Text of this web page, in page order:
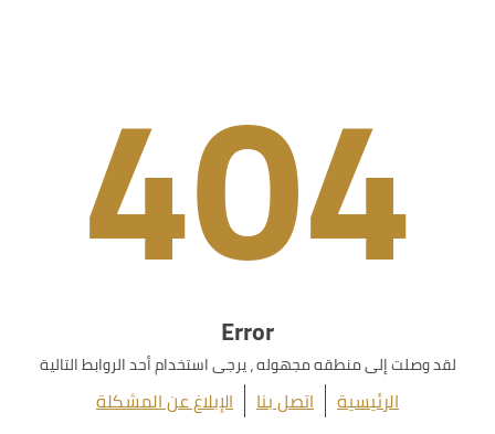
404
Error
لقد وصلت إلى منطقه مجهوله ، يرجى استخدام أحد الروابط التالية
الرئيسية اتصل بنا الإبلاغ عن المشكلة